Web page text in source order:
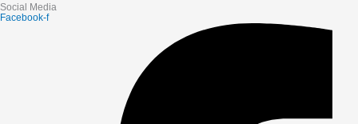
Social Media
Facebook-f